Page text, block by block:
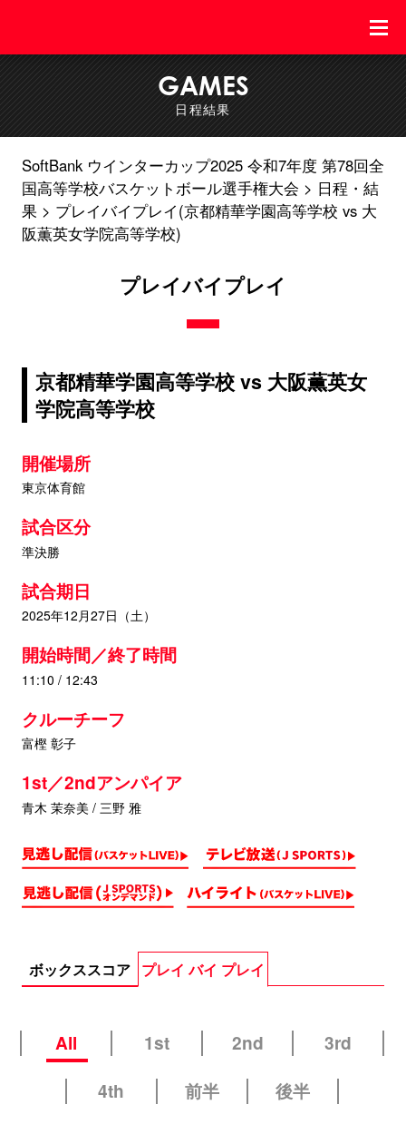
GAMES
日程結果
SoftBank ウインターカップ2025 令和7年度 第78回全
国高等学校バスケットボール選手権大会
日程・結
果
プレイバイプレイ(京都精華学園高等学校 vs 大
阪薫英女学院高等学校)
プレイバイプレイ
京都精華学園高等学校 vs 大阪薫英女
学院高等学校
開催場所
東京体育館
試合区分
準決勝
試合期日
2025年12月27日（土）
開始時間／終了時間
11:10 / 12:43
クルーチーフ
富樫 彰子
1st／2ndアンパイア
青木 茉奈美 / 三野 雅
ボックススコア プレイ バイ プレイ
All 1st 2nd
3rd
4th
前半 後半